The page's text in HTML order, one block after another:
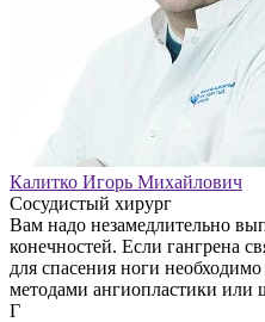
Калитко Игорь Михайлович
Сосудистый хирург
Вам надо незамедлительно
конечностей. Если гангрена
для спасения ноги
методами ангиопластики или
Г